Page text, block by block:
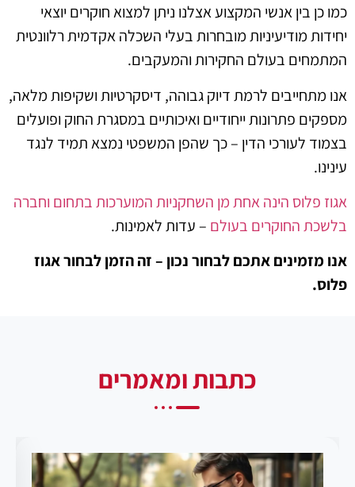
כמו כן בין אנשי המקצוע אצלנו ניתן למצוא חוקרים יוצאי
יחידות מודיעיניות מובחרות בעלי השכלה אקדמית רלוונטית
המתמחים בעולם החקירות והמעקבים.
אנו מתחייבים לרמת דיוק גבוהה, דיסקרטיות ושקיפות מלאה,
מספקים פתרונות ייחודיים ואיכותיים במסגרת החוק ופועלים
בצמוד לעורכי הדין – כך שהפן המשפטי נמצא תמיד לנגד
עינינו.
אגוז פלוס הינה אחת מן השחקניות המוערכות בתחום וחברה
בלשכת החוקרים בעולם – עדות לאמינות.
אנו מזמינים אתכם לבחור נכון – זה הזמן לבחור אגוז
פלוס.
כתבות ומאמרים